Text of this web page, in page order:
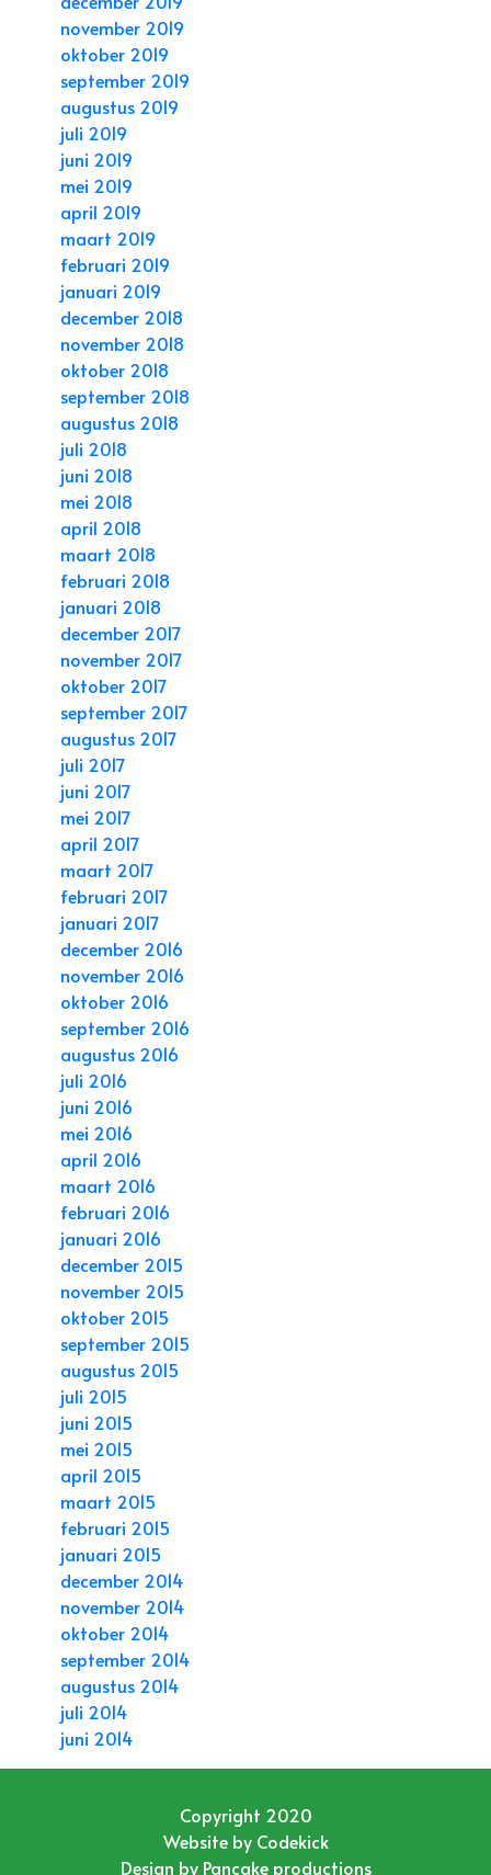
november 2019
oktober 2019
september 2019
augustus 2019
juli 2019
juni 2019
mei 2019
april 2019
maart 2019
februari 2019
januari 2019
december 2018
november 2018
oktober 2018
september 2018
augustus 2018
juli 2018
juni 2018
mei 2018
april 2018
maart 2018
februari 2018
januari 2018
december 2017
november 2017
oktober 2017
september 2017
augustus 2017
juli 2017
juni 2017
mei 2017
april 2017
maart 2017
februari 2017
januari 2017
december 2016
november 2016
oktober 2016
september 2016
augustus 2016
juli 2016
juni 2016
mei 2016
april 2016
maart 2016
februari 2016
januari 2016
december 2015
november 2015
oktober 2015
september 2015
augustus 2015
juli 2015
juni 2015
mei 2015
april 2015
maart 2015
februari 2015
januari 2015
december 2014
november 2014
oktober 2014
september 2014
augustus 2014
juli 2014
juni 2014
Copyright 2020
Website by Codekick
Design by Pancake productions